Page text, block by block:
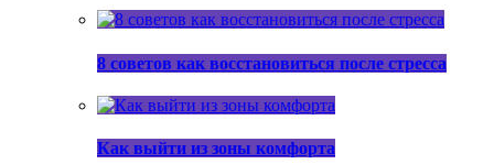
8 советов как восстановиться после стресса
Как выйти из зоны комфорта